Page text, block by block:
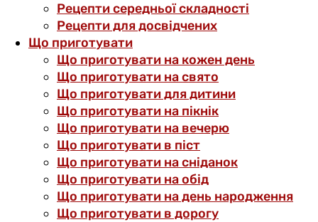
Рецепти середньої складності
Рецепти для досвідчених
Що приготувати
Що приготувати на кожен день
Що приготувати на свято
Що приготувати для дитини
Що приготувати на пікнік
Що приготувати на вечерю
Що приготувати в піст
Що приготувати на сніданок
Що приготувати на обід
Що приготувати на день народження
Що приготувати в дорогу